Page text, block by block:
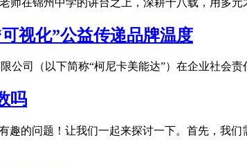
视化”公益传递品牌温度
限公司（以下简称“柯尼卡美能达”）在企业社
吗
趣的问题！让我们一起来探讨一下。首先，我